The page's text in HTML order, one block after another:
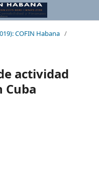
COFIN Habana /
actividad
Cuba